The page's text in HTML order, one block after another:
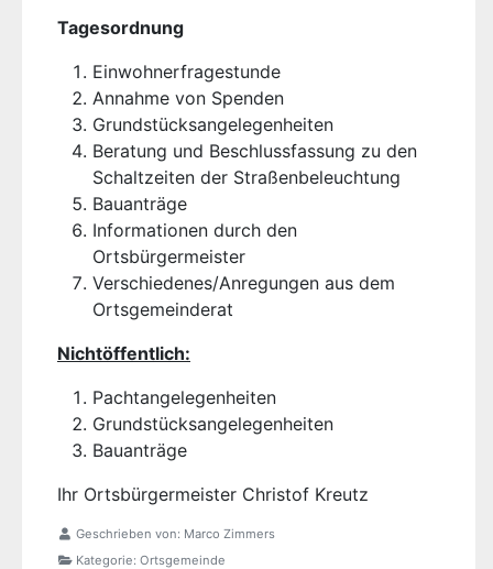
Tagesordnung
Einwohnerfragestunde
Annahme von Spenden
Grundstücksangelegenheiten
Beratung und Beschlussfassung zu den
Schaltzeiten der Straßenbeleuchtung
Bauanträge
Informationen durch den
Ortsbürgermeister
Verschiedenes/Anregungen aus dem
Ortsgemeinderat
Nichtöffentlich:
Pachtangelegenheiten
Grundstücksangelegenheiten
Bauanträge
Ihr Ortsbürgermeister Christof Kreutz
Geschrieben von: Marco Zimmers
Kategorie: Ortsgemeinde